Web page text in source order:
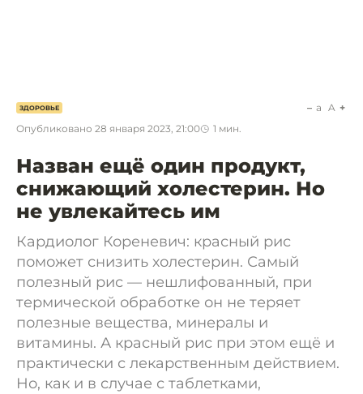
ЗДОРОВЬЕ
Опубликовано 28 января 2023, 21:00 1 мин.
a A
Назван ещё один продукт,
снижающий холестерин. Но
не увлекайтесь им
Кардиолог Кореневич: красный рис
поможет снизить холестерин. Самый
полезный рис — нешлифованный, при
термической обработке он не теряет
полезные вещества, минералы и
витамины. А красный рис при этом ещё и
практически с лекарственным действием.
Но, как и в случае с таблетками,